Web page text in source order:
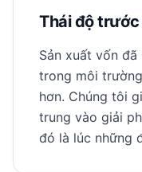
Thái độ
Sản xuất vốn
trong môi
hơn. Chúng tôi
trung vào giải
đó là lúc những